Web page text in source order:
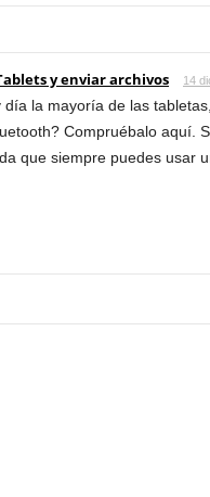
y enviar archivos 14
la mayoría de las
Compruébalo aquí.
que siempre puedes usar